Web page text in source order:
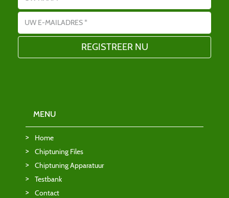
E-mailadres
MENU
Home
Chiptuning Files
Chiptuning Apparatuur
Testbank
Contact